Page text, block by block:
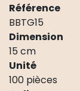
Référence
BBTG15
Dimension
15 cm
Unité
100 pièces